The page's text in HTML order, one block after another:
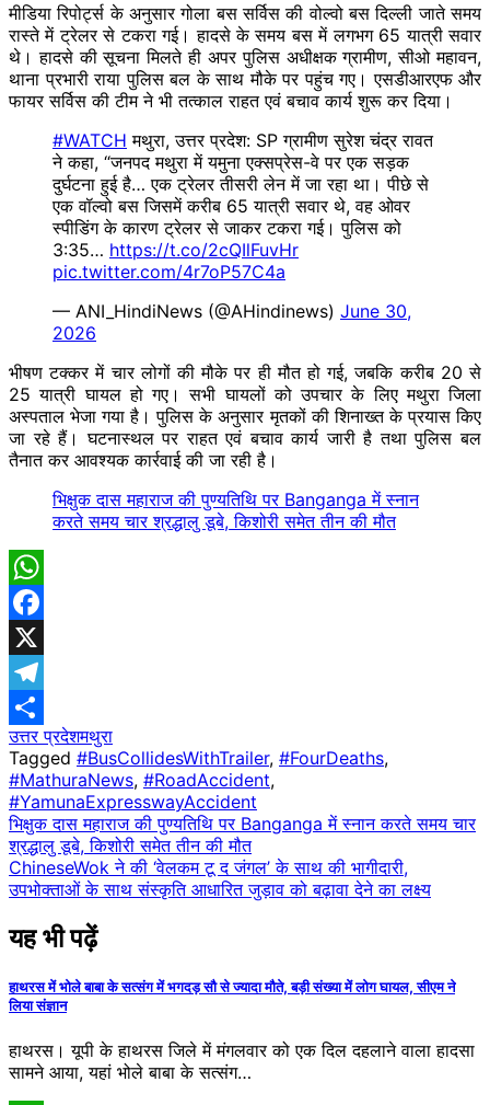
मीडिया रिपोर्ट्स के अनुसार गोला बस सर्विस की वोल्वो बस दिल्ली जाते समय
रास्ते में ट्रेलर से टकरा गई। हादसे के समय बस में लगभग 65 यात्री सवार
थे। हादसे की सूचना मिलते ही अपर पुलिस अधीक्षक ग्रामीण, सीओ महावन,
थाना प्रभारी राया पुलिस बल के साथ मौके पर पहुंच गए। एसडीआरएफ और
फायर सर्विस की टीम ने भी तत्काल राहत एवं बचाव कार्य शुरू कर दिया।
#WATCH मथुरा, उत्तर प्रदेश: SP ग्रामीण सुरेश चंद्र रावत
ने कहा, “जनपद मथुरा में यमुना एक्सप्रेस-वे पर एक सड़क
दुर्घटना हुई है… एक ट्रेलर तीसरी लेन में जा रहा था। पीछे से
एक वॉल्वो बस जिसमें करीब 65 यात्री सवार थे, वह ओवर
स्पीडिंग के कारण ट्रेलर से जाकर टकरा गई। पुलिस को
3:35… https://t.co/2cQIlFuvHr
pic.twitter.com/4r7oP57C4a
— ANI_HindiNews (@AHindinews) June 30,
2026
भीषण टक्कर में चार लोगों की मौके पर ही मौत हो गई, जबकि करीब 20 से
25 यात्री घायल हो गए। सभी घायलों को उपचार के लिए मथुरा जिला
अस्पताल भेजा गया है। पुलिस के अनुसार मृतकों की शिनाख्त के प्रयास किए
जा रहे हैं। घटनास्थल पर राहत एवं बचाव कार्य जारी है तथा पुलिस बल
तैनात कर आवश्यक कार्रवाई की जा रही है।
भिक्षुक दास महाराज की पुण्यतिथि पर Banganga में स्नान
करते समय चार श्रद्धालु डूबे, किशोरी समेत तीन की मौत
WhatsApp
Facebook
X
Telegram
Share
उत्तर प्रदेशमथुरा
Tagged #BusCollidesWithTrailer, #FourDeaths,
#MathuraNews, #RoadAccident,
#YamunaExpresswayAccident
Post
navigation
भिक्षुक दास महाराज की पुण्यतिथि पर Banganga में स्नान करते समय चार
श्रद्धालु डूबे, किशोरी समेत तीन की मौत
ChineseWok ने की ‘वेलकम टू द जंगल’ के साथ की भागीदारी,
उपभोक्ताओं के साथ संस्कृति आधारित जुड़ाव को बढ़ावा देने का लक्ष्य
यह भी पढ़ें
हाथरस में भोले बाबा के सत्संग में भगदड़ सौ से ज्यादा मौते, बड़ी संख्या में लोग घायल, सीएम ने
लिया संज्ञान
हाथरस। यूपी के हाथरस जिले में मंगलवार को एक दिल दहलाने वाला हादसा
सामने आया, यहां भोले बाबा के सत्संग…